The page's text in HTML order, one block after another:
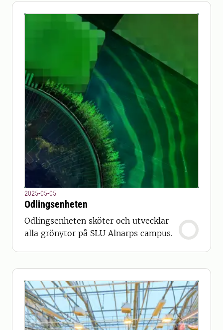
2025-05-05
Odlingsenheten
Odlingsenheten sköter och utvecklar
alla grönytor på SLU Alnarps campus.